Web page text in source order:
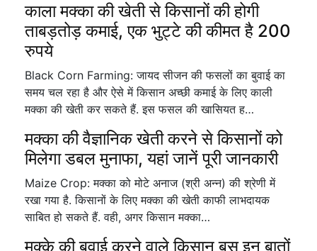
काला मक्का की खेती से किसानों की होगी
ताबड़तोड़ कमाई, एक भुट्टे की कीमत है 200
रुपये
Black Corn Farming: जायद सीजन की फसलों का बुवाई का
समय चल रहा है और ऐसे में किसान अच्छी कमाई के लिए काली
मक्का की खेती कर सकते हैं. इस फसल की खासियत ह…
मक्का की वैज्ञानिक खेती करने से किसानों को
मिलेगा डबल मुनाफा, यहां जानें पूरी जानकारी
Maize Crop: मक्का को मोटे अनाज (श्री अन्न) की श्रेणी में
रखा गया है. किसानों के लिए मक्का की खेती काफी लाभदायक
साबित हो सकते हैं. वही, अगर किसान मक्का…
मक्के की बुवाई करने वाले किसान बस इन बातों